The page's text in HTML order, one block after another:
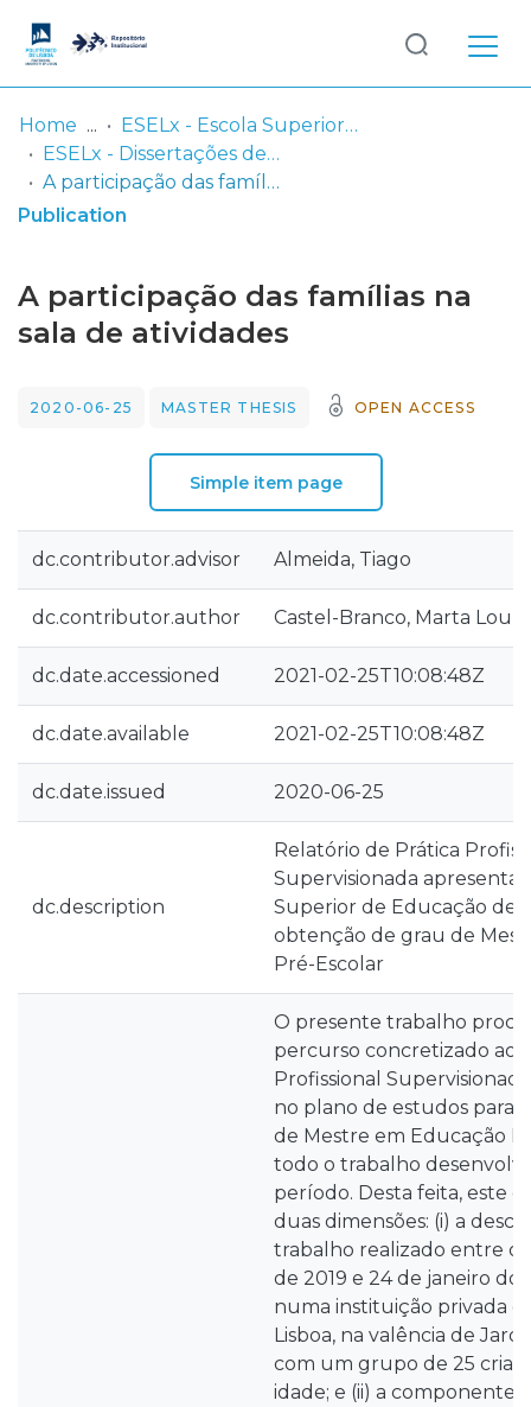
Communities
& Collections
Entities
Log
In
Home
ESELx - Escola Superior de Educação de Lisboa
ESELx - Dissertações de Mestrado
A participação das famílias na sala de atividades
Publication
A participação das famílias na
sala de atividades
2020-06-25 MASTER THESIS OPEN ACCESS
Simple item page
dc.contributor.advisor Almeida, Tiago
dc.contributor.author Castel-Branco, Marta
dc.date.accessioned 2021-02-25T10:08:48Z
dc.date.available 2021-02-25T10:08:48Z
dc.date.issued 2020-06-25
dc.description
Relatório de Prática
Supervisionada
Superior de Educação de
obtenção de grau de
Pré-Escolar
O presente trabalho
percurso concretizado ao
Profissional
no plano de estudos para
de Mestre em Educação
todo o trabalho
período. Desta feita, este
duas dimensões: (i) a
trabalho realizado entre
de 2019 e 24 de janeiro do
numa instituição privada
Lisboa, na valência de
com um grupo de 25
idade; e (ii) a componente